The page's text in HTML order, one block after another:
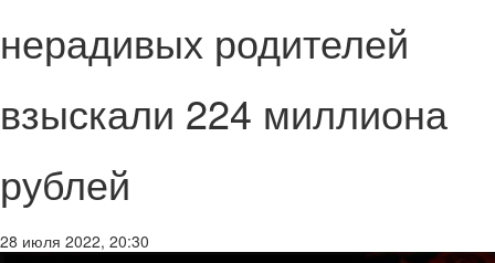
нерадивых родителей
взыскали 224 миллиона
рублей
28 июля 2022, 20:30